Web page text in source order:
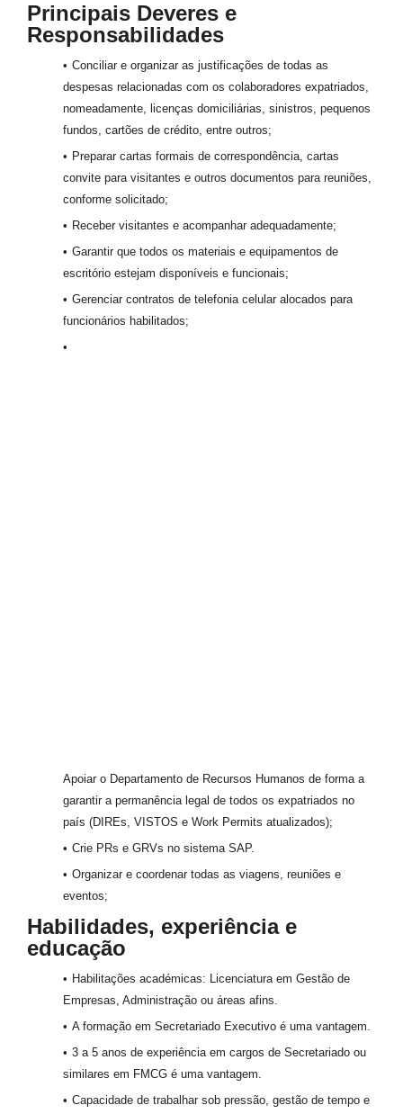
Principais Deveres e
Responsabilidades
Conciliar e organizar as justificações de todas as
despesas relacionadas com os colaboradores expatriados,
nomeadamente, licenças domiciliárias, sinistros, pequenos
fundos, cartões de crédito, entre outros;
Preparar cartas formais de correspondência, cartas
convite para visitantes e outros documentos para reuniões,
conforme solicitado;
Receber visitantes e acompanhar adequadamente;
Garantir que todos os materiais e equipamentos de
escritório estejam disponíveis e funcionais;
Gerenciar contratos de telefonia celular alocados para
funcionários habilitados;
Apoiar o Departamento de Recursos Humanos de forma a
garantir a permanência legal de todos os expatriados no
país (DIREs, VISTOS e Work Permits atualizados);
Crie PRs e GRVs no sistema SAP.
Organizar e coordenar todas as viagens, reuniões e
eventos;
Habilidades, experiência e
educação
Habilitações académicas: Licenciatura em Gestão de
Empresas, Administração ou áreas afins.
A formação em Secretariado Executivo é uma vantagem.
3 a 5 anos de experiência em cargos de Secretariado ou
similares em FMCG é uma vantagem.
Capacidade de trabalhar sob pressão, gestão de tempo e